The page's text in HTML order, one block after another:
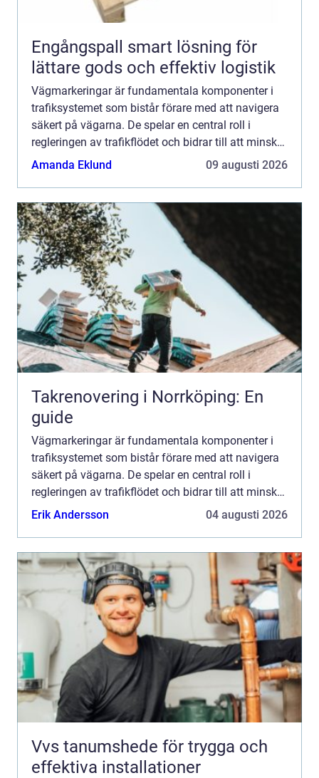
Engångspall smart lösning för
lättare gods och effektiv logistik
Vägmarkeringar är fundamentala komponenter i
trafiksystemet som bistår förare med att navigera
säkert på vägarna. De spelar en central roll i
regleringen av trafikflödet och bidrar till att minska
olycksriske...
Amanda Eklund 09 augusti 2026
Takrenovering i Norrköping: En
guide
Vägmarkeringar är fundamentala komponenter i
trafiksystemet som bistår förare med att navigera
säkert på vägarna. De spelar en central roll i
regleringen av trafikflödet och bidrar till att minska
olycksriske...
Erik Andersson 04 augusti 2026
Vvs tanumshede för trygga och
effektiva installationer